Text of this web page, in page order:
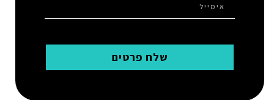
שלח פרטים